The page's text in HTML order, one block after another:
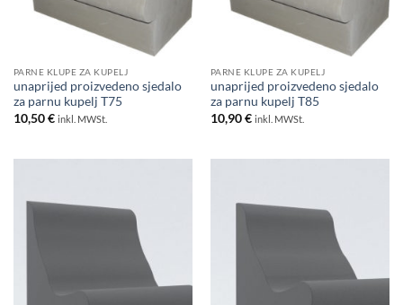
PARNE KLUPE ZA KUPELJ
unaprijed proizvedeno sjedalo
za parnu kupelj T75
10,50€ inkl. MWSt.
PARNE KLUPE ZA KUPELJ
unaprijed proizvedeno sjedalo
za parnu kupelj T85
10,90€ inkl. MWSt.